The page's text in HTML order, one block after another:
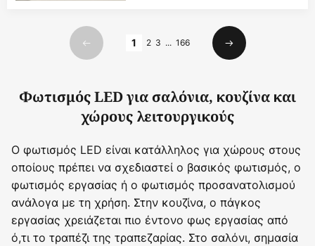
Προηγούμενο
1 2 3 ... 166
Επόμενο
Φωτισμός LED για σαλόνια, κουζίνα και
χώρους λειτουργικούς
Ο φωτισμός LED είναι κατάλληλος για χώρους στους
οποίους πρέπει να σχεδιαστεί ο βασικός φωτισμός, ο
φωτισμός εργασίας ή ο φωτισμός προσανατολισμού
ανάλογα με τη χρήση. Στην κουζίνα, ο πάγκος
εργασίας χρειάζεται πιο έντονο φως εργασίας από
ό,τι το τραπέζι της τραπεζαρίας. Στο σαλόνι, σημασία